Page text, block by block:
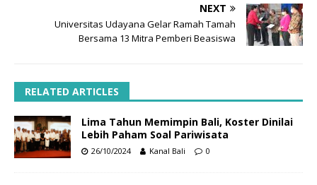
NEXT
Universitas Udayana Gelar Ramah Tamah
Bersama 13 Mitra Pemberi Beasiswa
RELATED ARTICLES
Lima Tahun Memimpin Bali, Koster Dinilai
Lebih Paham Soal Pariwisata
26/10/2024 Kanal Bali 0